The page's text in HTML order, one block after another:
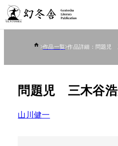
作品一覧 作品詳細：問題児
問題児 三木谷
山川健一